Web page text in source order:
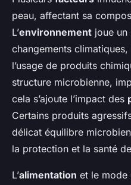
peau, affectant sa
L’environnement joue
changements
l’usage de produits
structure microbienne,
cela s’ajoute l’impact des
Certains produits
délicat équilibre
la protection et la santé
L’alimentation et le mode